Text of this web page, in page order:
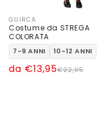
Produttore:
GUIRCA
Costume da STREGA
COLORATA
7-9 ANNI 10-12 ANNI
Prezzo
€22,95
Prezzo
da €13,95